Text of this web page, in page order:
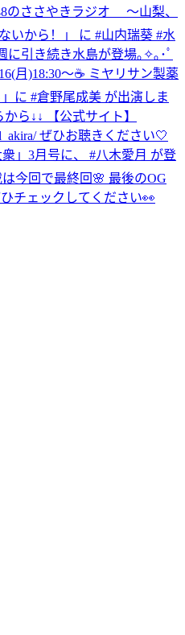
のささやきラジオ ～山梨、
いから！」 に #山内瑞葵 #水
に引き続き水島が登場｡✧｡･ﾟ
月)18:30～☕ ミヤリサン製薬
に #倉野尾成美 が出演しま
ら↓↓ 【公式サイト】
ぜひお聴きください🤍
」3月号に、 #八木愛月 が登
今回で最終回🌸 最後のOG
チェックしてください👀